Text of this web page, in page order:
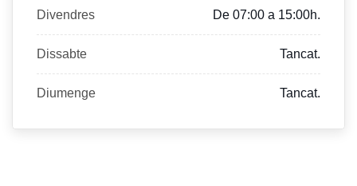
Divendres De 07:00 a 15:00h.
Dissabte Tancat.
Diumenge Tancat.